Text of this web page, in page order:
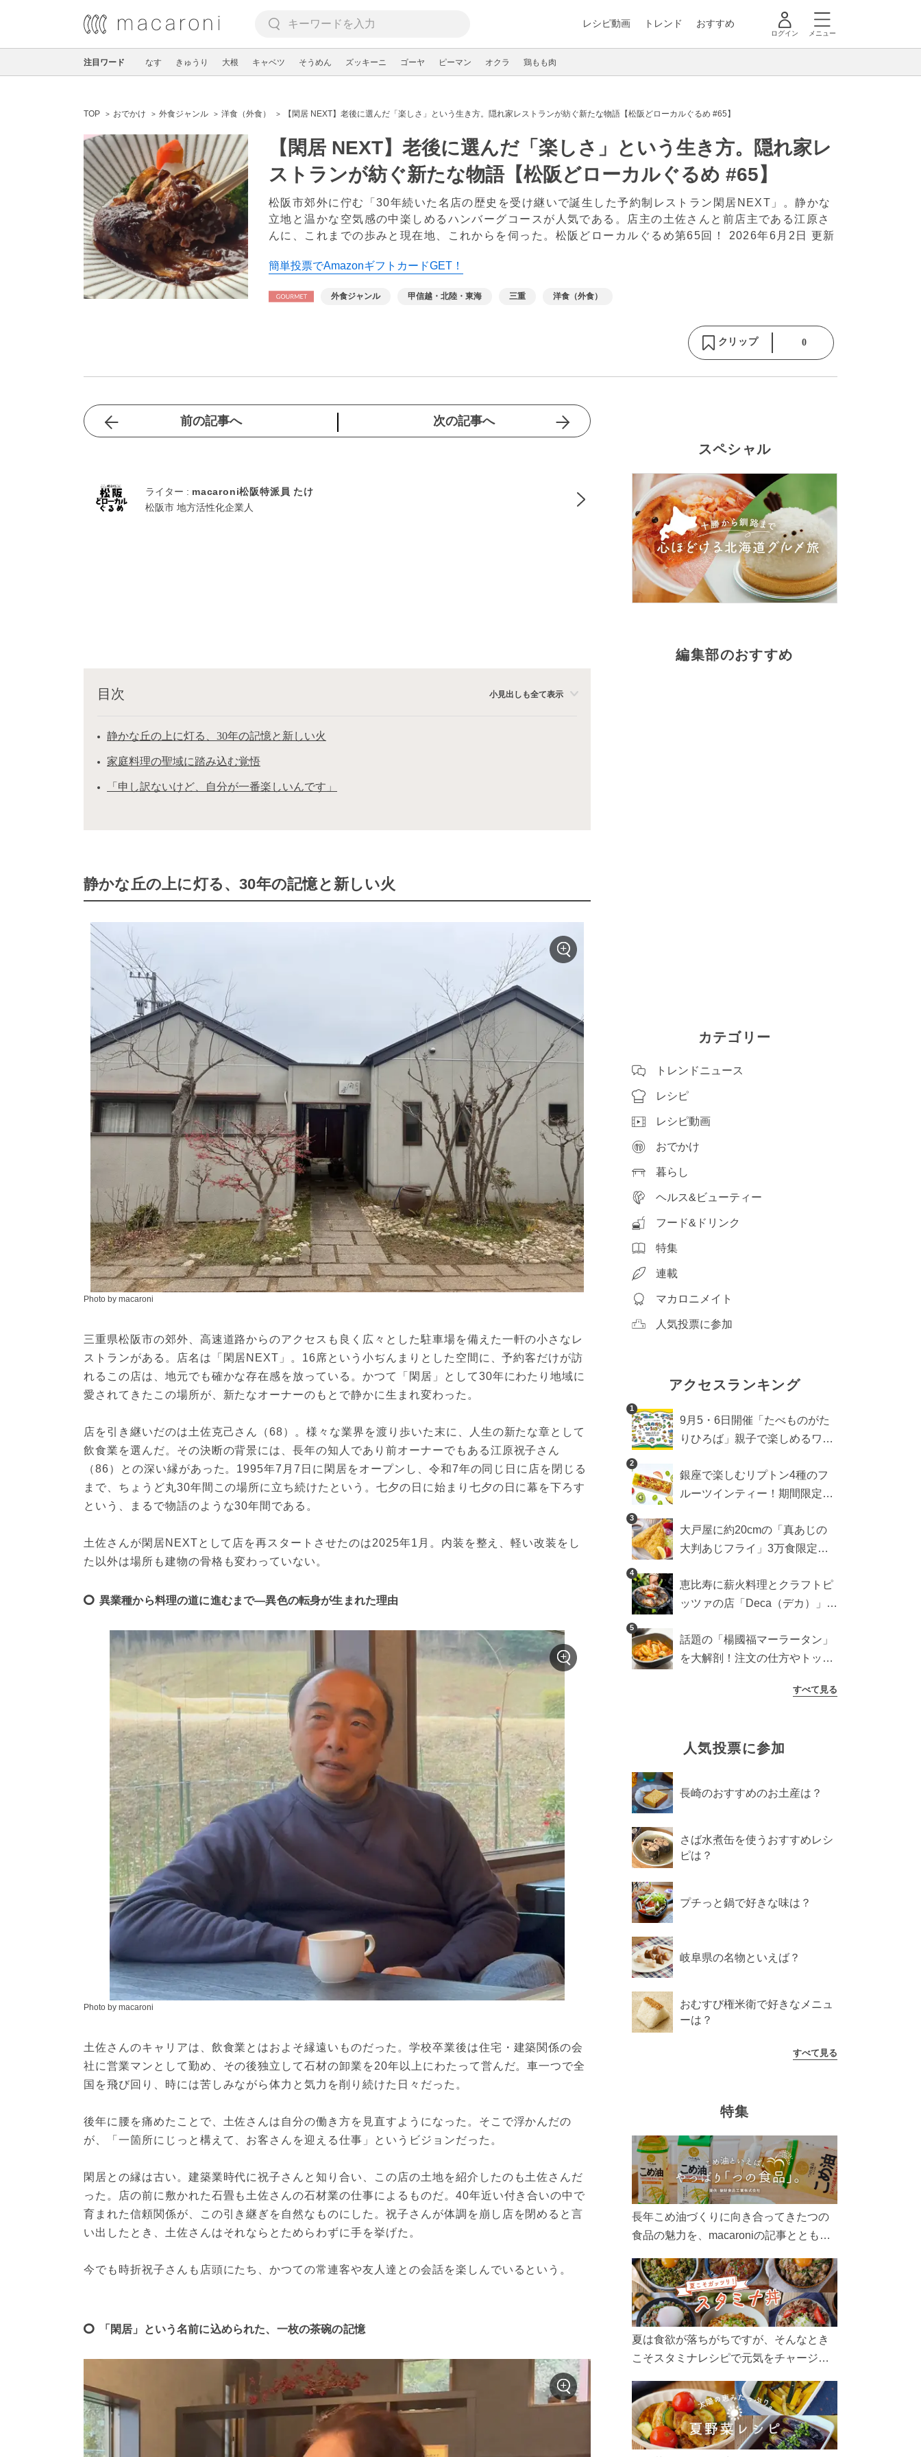
レシピ動画 トレンド おすすめ
ログイン メニュー
注目ワード なす きゅうり 大根 キャベツ そうめん ズッキーニ ゴーヤ ピーマン オクラ 鶏もも肉
TOP おでかけ 外食ジャンル 洋食（外食） 【閑居 NEXT】老後に選んだ「楽しさ」という生き方。隠れ家レストランが紡ぐ新たな物語【松阪どローカルぐるめ #65】
【閑居 NEXT】老後に選んだ「楽しさ」という生き方。隠れ家レ
ストランが紡ぐ新たな物語【松阪どローカルぐるめ #65】
松阪市郊外に佇む「30年続いた名店の歴史を受け継いで誕生した予約制レストラン閑居NEXT」。静かな
立地と温かな空気感の中楽しめるハンバーグコースが人気である。店主の土佐さんと前店主である江原さ
んに、これまでの歩みと現在地、これからを伺った。松阪どローカルぐるめ第65回！ 2026年6月2日 更新
簡単投票でAmazonギフトカードGET！
外食ジャンル 甲信越・北陸・東海 三重 洋食（外食）
クリップ 0
前の記事へ 次の記事へ
ライター : macaroni松阪特派員 たけ
松阪市 地方活性化企業人
目次 小見出しも全て表示
静かな丘の上に灯る、30年の記憶と新しい火
家庭料理の聖域に踏み込む覚悟
「申し訳ないけど、自分が一番楽しいんです」
静かな丘の上に灯る、30年の記憶と新しい火
Photo by macaroni
三重県松阪市の郊外、高速道路からのアクセスも良く広々とした駐車場を備えた一軒の小さなレ
ストランがある。店名は「閑居NEXT」。16席という小ぢんまりとした空間に、予約客だけが訪
れるこの店は、地元でも確かな存在感を放っている。かつて「閑居」として30年にわたり地域に
愛されてきたこの場所が、新たなオーナーのもとで静かに生まれ変わった。
店を引き継いだのは土佐克己さん（68）。様々な業界を渡り歩いた末に、人生の新たな章として
飲食業を選んだ。その決断の背景には、長年の知人であり前オーナーでもある江原祝子さん
（86）との深い縁があった。1995年7月7日に閑居をオープンし、令和7年の同じ日に店を閉じる
まで、ちょうど丸30年間この場所に立ち続けたという。七夕の日に始まり七夕の日に幕を下ろす
という、まるで物語のような30年間である。
土佐さんが閑居NEXTとして店を再スタートさせたのは2025年1月。内装を整え、軽い改装をし
た以外は場所も建物の骨格も変わっていない。
異業種から料理の道に進むまで—異色の転身が生まれた理由
Photo by macaroni
土佐さんのキャリアは、飲食業とはおよそ縁遠いものだった。学校卒業後は住宅・建築関係の会
社に営業マンとして勤め、その後独立して石材の卸業を20年以上にわたって営んだ。車一つで全
国を飛び回り、時には苦しみながら体力と気力を削り続けた日々だった。
後年に腰を痛めたことで、土佐さんは自分の働き方を見直すようになった。そこで浮かんだの
が、「一箇所にじっと構えて、お客さんを迎える仕事」というビジョンだった。
閑居との縁は古い。建築業時代に祝子さんと知り合い、この店の土地を紹介したのも土佐さんだ
った。店の前に敷かれた石畳も土佐さんの石材業の仕事によるものだ。40年近い付き合いの中で
育まれた信頼関係が、この引き継ぎを自然なものにした。祝子さんが体調を崩し店を閉めると言
い出したとき、土佐さんはそれならとためらわずに手を挙げた。
今でも時折祝子さんも店頭にたち、かつての常連客や友人達との会話を楽しんでいるという。
「閑居」という名前に込められた、一枚の茶碗の記憶
スペシャル
編集部のおすすめ
カテゴリー
トレンドニュース
レシピ
レシピ動画
おでかけ
暮らし
ヘルス&ビューティー
フード&ドリンク
特集
連載
マカロニメイト
人気投票に参加
アクセスランキング
1
9月5・6日開催「たべものがた
りひろば」親子で楽しめるワー
ーなどをご紹介
2
銀座で楽しむリプトン4種のフ
ルーツインティー！期間限定キ
3
大戸屋に約20cmの「真あじの
大判あじフライ」3万食限定で
メニュー
4
恵比寿に薪火料理とクラフトピ
ッツァの店「Deca（デカ）」が
ストラン
5
話題の「楊國福マーラータン」
を大解剖！注文の仕方やトッピ
すべて見る
人気投票に参加
長崎のおすすめのお土産は？
さば水煮缶を使うおすすめレシ
ピは？
プチっと鍋で好きな味は？
岐阜県の名物といえば？
おむすび権米衛で好きなメニュ
ーは？
すべて見る
特集
長年こめ油づくりに向き合ってきたつの
食品の魅力を、macaroniの記事とともに
ん、製造現場や品質へのこだわりまで。
こめ油をもっと好きになるコンテンツを
ぜひお楽しみください。
夏は食欲が落ちがちですが、そんなとき
こそスタミナレシピで元気をチャージ！
リ食べて、夏バテを吹き飛ばしましょ
う！